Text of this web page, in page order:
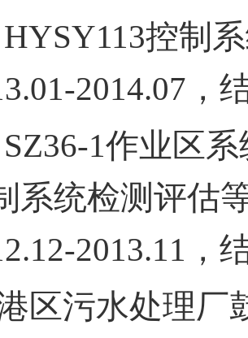
HYSY113控制
2014.07 ，
1作业区
系统检测评估
2013.11 ，
区污水处理厂